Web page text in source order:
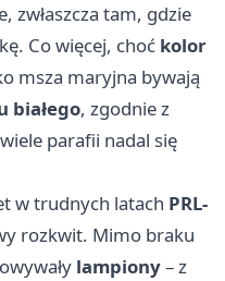
zwłaszcza tam, gdzie
Co więcej, choć kolor
msza maryjna bywają
białego, zgodnie z
parafii nadal się
w trudnych latach PRL-
rozkwit. Mimo braku
lampiony– z